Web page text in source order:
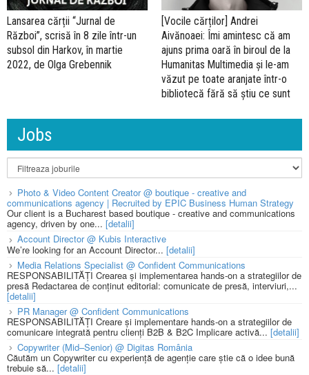
Lansarea cărții “Jurnal de
Război”, scrisă în 8 zile într-un
subsol din Harkov, în martie
2022, de Olga Grebennik
[Vocile cărților] Andrei
Aivănoaei: Îmi amintesc că am
ajuns prima oară în biroul de la
Humanitas Multimedia și le-am
văzut pe toate aranjate într-o
bibliotecă fără să știu ce sunt
Jobs
Photo & Video Content Creator @ boutique - creative and
communications agency | Recruited by EPIC Business Human Strategy
Our client is a Bucharest based boutique - creative and communications
agency, driven by one... [detalii]
Account Director @ Kubis Interactive
We’re looking for an Account Director... [detalii]
Media Relations Specialist @ Confident Communications
RESPONSABILITĂȚI Crearea și implementarea hands-on a strategiilor de
presă Redactarea de conținut editorial: comunicate de presă, interviuri,...
[detalii]
PR Manager @ Confident Communications
RESPONSABILITĂȚI Creare și implementare hands-on a strategiilor de
comunicare integrată pentru clienți B2B & B2C Implicare activă... [detalii]
Copywriter (Mid–Senior) @ Digitas România
Căutăm un Copywriter cu experiență de agenție care știe că o idee bună
trebuie să... [detalii]